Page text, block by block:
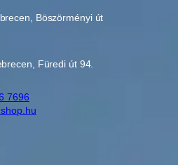
Böszörményi út
Füredi út 94.
7696